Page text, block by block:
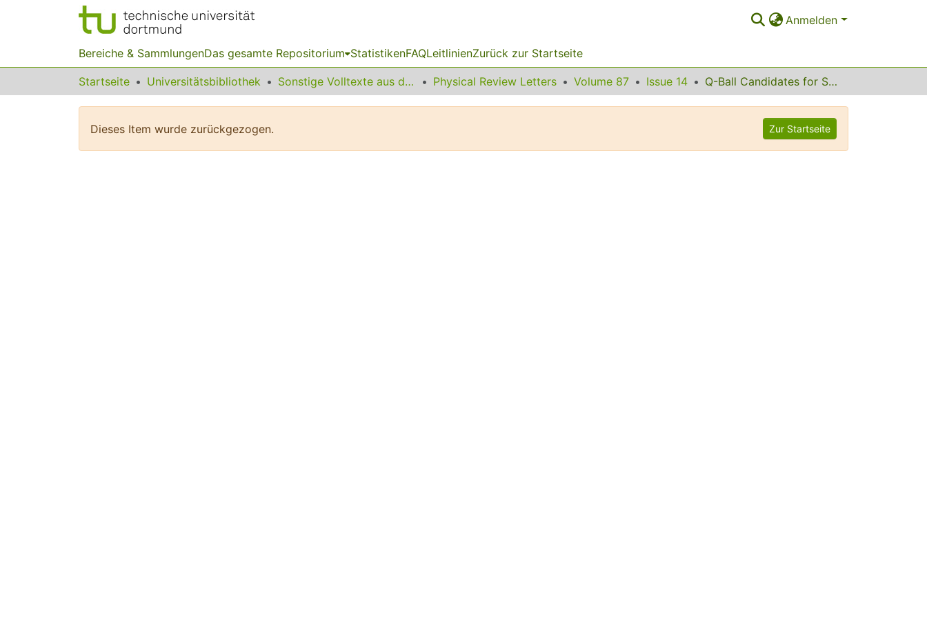
Anmelden
Bereiche & SammlungenDas gesamte Repositorium StatistikenFAQLeitlinienZurück zur Startseite
Startseite Universitätsbibliothek Sonstige Volltexte aus dem Bibliotheksangebot Physical Review Letters Volume 87 Issue 14 Q-Ball Candidates for Self-Interacting Dark Matter
Dieses Item wurde zurückgezogen. Zur Startseite